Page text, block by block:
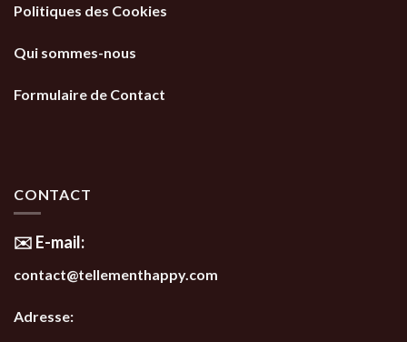
Politiques des Cookies
Qui sommes-nous
Formulaire de Contact
CONTACT
✉️ E-mail:
contact@tellementhappy.com
Adresse: